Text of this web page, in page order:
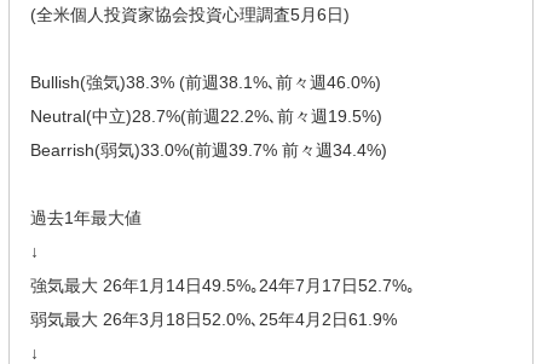
(全米個人投資家協会投資心理調査5月6日)
Bullish(強気)38.3% (前週38.1%､前々週46.0%)
Neutral(中立)28.7%(前週22.2%､前々週19.5%)
Bearrish(弱気)33.0%(前週39.7% 前々週34.4%)
過去1年最大値
↓
強気最大 26年1月14日49.5%｡24年7月17日52.7%｡
弱気最大 26年3月18日52.0%､25年4月2日61.9%
↓